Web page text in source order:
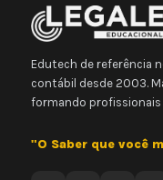
Edutech de referência
contábil desde 2003.
formando profissionais
"O Saber que você